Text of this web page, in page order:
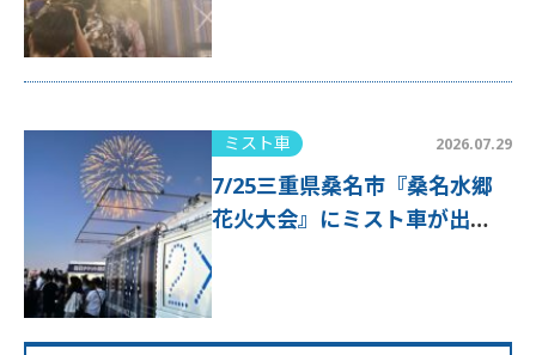
ミスト車 2026.07.29
7/25三重県桑名市『桑名水郷
花火大会』にミスト車が出